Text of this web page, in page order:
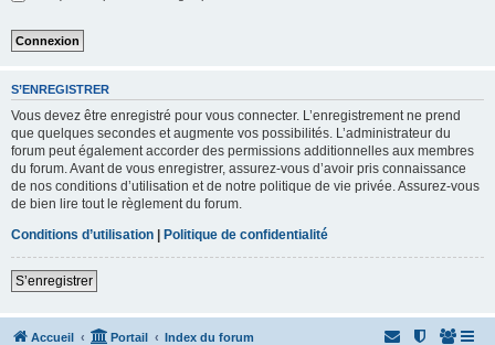
S’ENREGISTRER
Vous devez être enregistré pour vous connecter. L’enregistrement ne prend
que quelques secondes et augmente vos possibilités. L’administrateur du
forum peut également accorder des permissions additionnelles aux membres
du forum. Avant de vous enregistrer, assurez-vous d’avoir pris connaissance
de nos conditions d’utilisation et de notre politique de vie privée. Assurez-vous
de bien lire tout le règlement du forum.
Conditions d’utilisation | Politique de confidentialité
S’enregistrer
Accueil Portail Index du forum